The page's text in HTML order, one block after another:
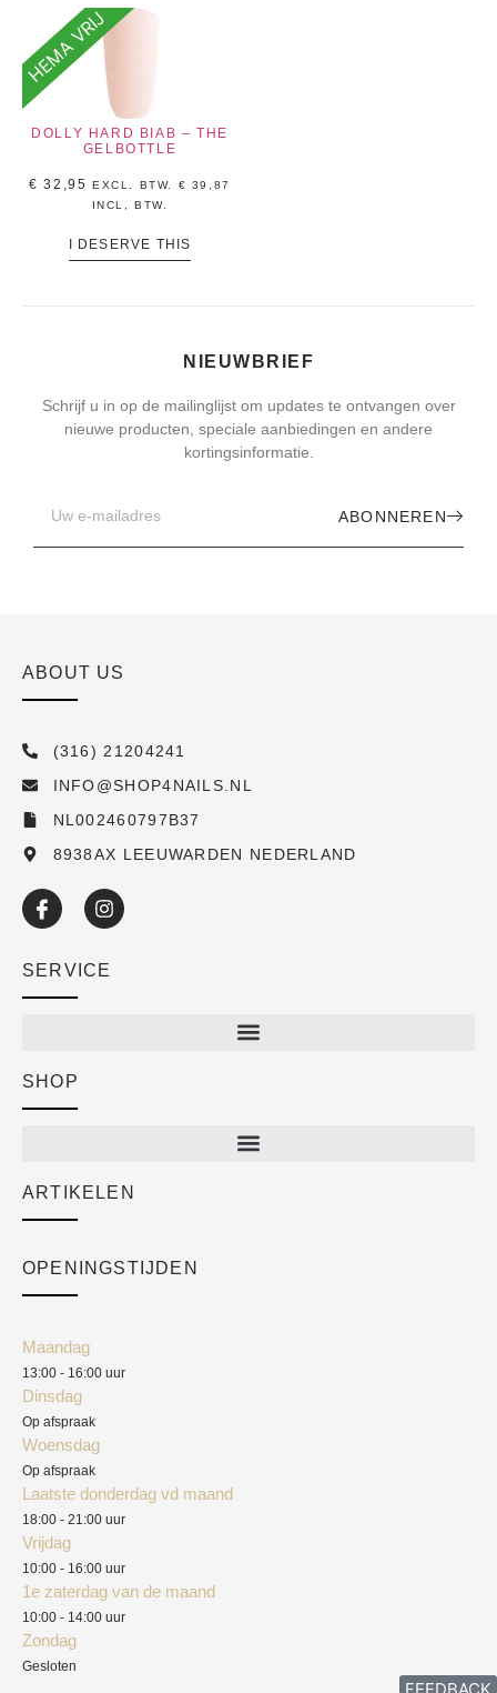
HEMA VRIJ
DOLLY HARD BIAB – THE
GELBOTTLE
€ 32,95 EXCL. BTW. € 39,87
INCL, BTW.
I DESERVE THIS
NIEUWBRIEF
Schrijf u in op de mailinglijst om updates te ontvangen over
nieuwe producten, speciale aanbiedingen en andere
kortingsinformatie.
ABONNEREN
ABOUT US
(316) 21204241
INFO@SHOP4NAILS.NL
NL002460797B37
8938AX LEEUWARDEN NEDERLAND
SERVICE
Academy
SHOP
ARTIKELEN
OPENINGSTIJDEN
Maandag
13:00 - 16:00 uur
Dinsdag
Op afspraak
Woensdag
Op afspraak
Laatste donderdag vd maand
18:00 - 21:00 uur
Vrijdag
10:00 - 16:00 uur
1e zaterdag van de maand
10:00 - 14:00 uur
Zondag
Gesloten